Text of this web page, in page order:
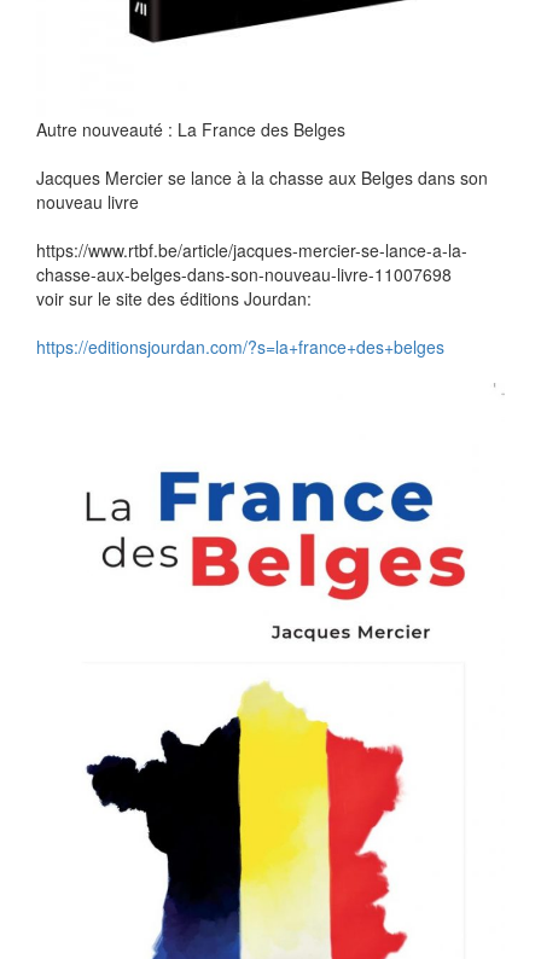
Autre nouveauté : La France des Belges
Jacques Mercier se lance à la chasse aux Belges dans son
nouveau livre
https://www.rtbf.be/article/jacques-mercier-se-lance-a-la-
chasse-aux-belges-dans-son-nouveau-livre-11007698
voir sur le site des éditions Jourdan:
https://editionsjourdan.com/?s=la+france+des+belges